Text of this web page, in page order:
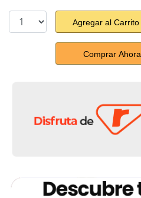
Agregar al Carrito
Comprar Ahora